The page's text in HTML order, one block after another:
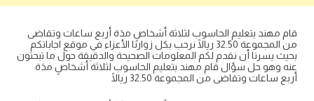
قام مهند بتعليم الحاسوب لثلاثة أشخاصٍ مدَة أربع ساعات وتقاضى
من المجموعة 32.50 ريالًا نرحب بكل زوارنا الأعزاء في موقع اجاباتكم
بحيث يسرنا أن نقدم لكم المعلومات الصحيحة والدقيقة حول ما تبحثون
عنه وهو حل سؤال قام مهند بتعليم الحاسوب لثلاثة أشخاصٍ مدَة
أربع ساعات وتقاضى من المجموعة 32.50 ريالًا